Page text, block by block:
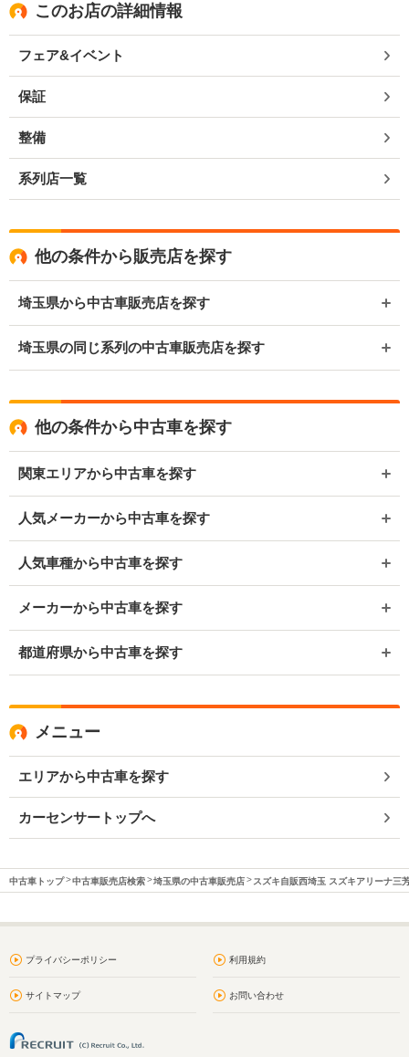
このお店の詳細情報
フェア&イベント
保証
整備
系列店一覧
他の条件から販売店を探す
埼玉県から中古車販売店を探す
埼玉県の同じ系列の中古車販売店を探す
他の条件から中古車を探す
関東エリアから中古車を探す
人気メーカーから中古車を探す
人気車種から中古車を探す
メーカーから中古車を探す
都道府県から中古車を探す
メニュー
エリアから中古車を探す
カーセンサートップへ
中古車トップ 中古車販売店検索 埼玉県の中古車販売店 スズキ自販西埼玉 スズキアリーナ三
プライバシーポリシー 利用規約
サイトマップ お問い合わせ